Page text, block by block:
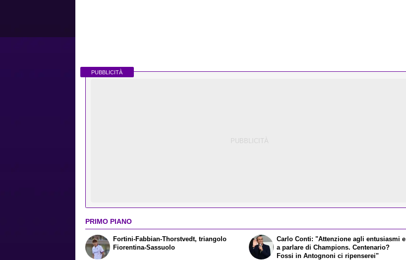
PUBBLICITÀ
PRIMO PIANO
Fortini-Fabbian-Thorstvedt, triangolo
Fiorentina-Sassuolo
Carlo Conti: "Attenzione agli entusiasmi e
a parlare di Champions. Centenario?
Fossi in Antognoni ci ripenserei"